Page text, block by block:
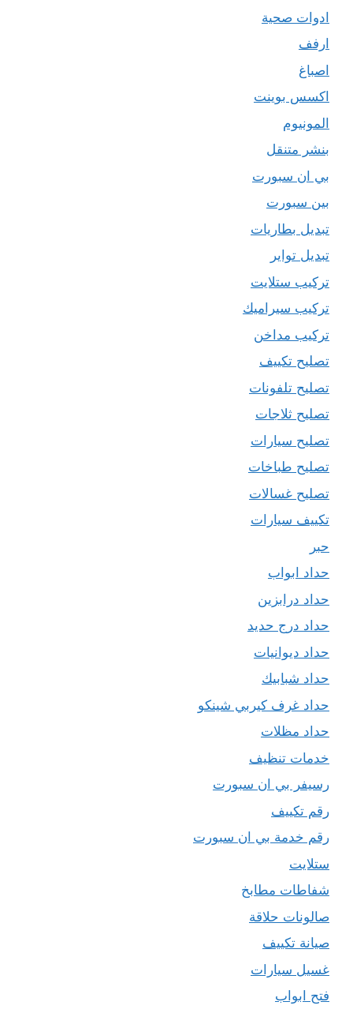
ادوات صحية
ارفف
اصباغ
اكسس بوينت
المونيوم
بنشر متنقل
بي ان سبورت
بين سبورت
تبديل بطاريات
تبديل تواير
تركيب ستلايت
تركيب سيراميك
تركيب مداخن
تصليح تكييف
تصليح تلفونات
تصليح ثلاجات
تصليح سيارات
تصليح طباخات
تصليح غسالات
تكييف سيارات
حبر
حداد ابواب
حداد درابزين
حداد درج حديد
حداد ديوانيات
حداد شبابيك
حداد غرف كيربي شينكو
حداد مظلات
خدمات تنظيف
رسيفر بي ان سبورت
رقم تكييف
رقم خدمة بي ان سبورت
ستلايت
شفاطات مطابخ
صالونات حلاقة
صيانة تكييف
غسيل سيارات
فتح ابواب